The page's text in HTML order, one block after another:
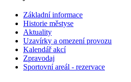
Základní informace
Historie městyse
Aktuality
Uzavírky a omezení provozu
Kalendář akcí
Zpravodaj
Sportovní areál - rezervace